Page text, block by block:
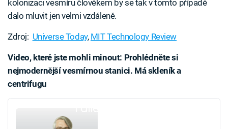
kolonizaci vesmíru člověkem by se tak v tomto případě
dalo mluvit jen velmi vzdáleně.
Zdroj: Universe Today, MIT Technology Review
Video, které jste mohli minout: Prohlédněte si
nejmodernější vesmírnou stanici. Má skleník a
centrifugu